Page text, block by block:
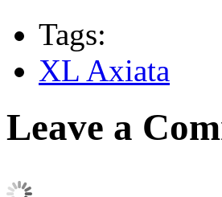
Tags:
XL Axiata
Leave a